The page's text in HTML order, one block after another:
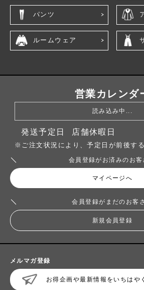
パンツ
ルームウェア
営業カレンダ
読み込み中...
発送予定日 店舗休暇日
※ご注文状況により、予定日が前後す
会員登録がお済みのお客
マイページへ
会員登録がまだのお客
新規会員登録
メルマガ登録
お得企画や最新情報をいちはや